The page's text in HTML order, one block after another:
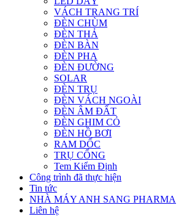
VÁCH TRANG TRÍ
ĐÈN CHÙM
ĐÈN THẢ
ĐÈN BÀN
ĐÈN PHA
ĐÈN ĐƯỜNG
SOLAR
ĐÈN TRỤ
ĐÈN VÁCH NGOÀI
ĐÈN ÂM ĐẤT
ĐÈN GHIM CỎ
ĐÈN HỒ BƠI
RAM DỐC
TRỤ CỔNG
Tem Kiểm Định
Công trình đã thực hiện
Tin tức
NHÀ MÁY ANH SANG PHARMA
Liên hệ